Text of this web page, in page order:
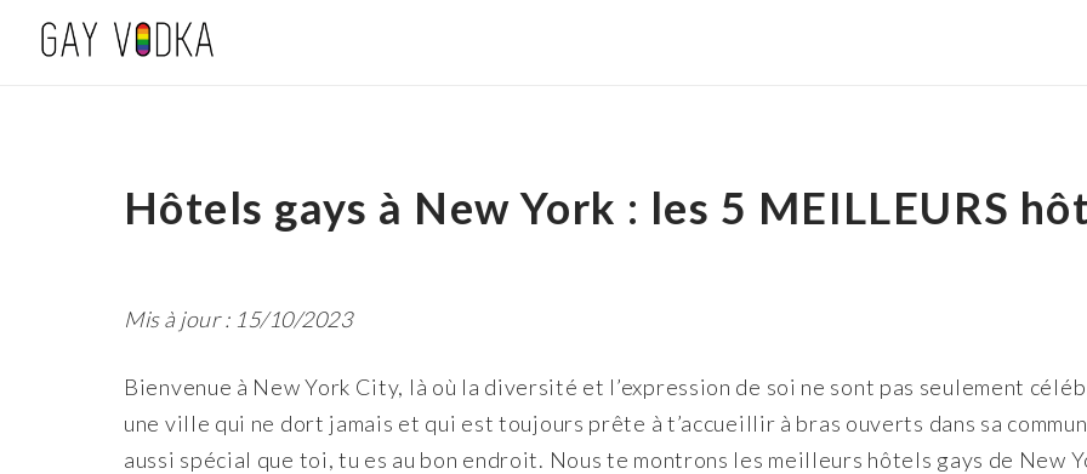
Hôtels gays à New York : les 5 MEILLEURS
Mis à jour : 15/10/2023
Bienvenue à New York City, là où la diversité et l’expression de soi ne sont pas seulement
une ville qui ne dort jamais et qui est toujours prête à t’accueillir à bras ouverts dans sa
aussi spécial que toi, tu es au bon endroit. Nous te montrons les meilleurs hôtels gays de New